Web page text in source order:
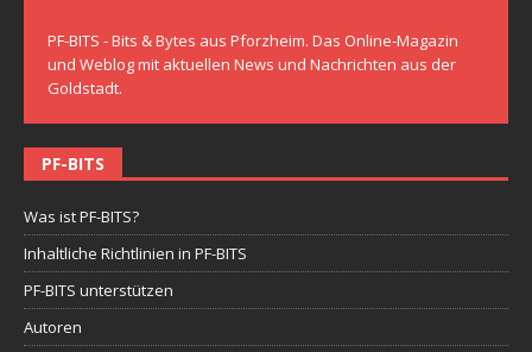
PF-BITS - Bits & Bytes aus Pforzheim. Das Online-Magazin
und Weblog mit aktuellen News und Nachrichten aus der
Goldstadt.
PF-BITS
Was ist PF-BITS?
Inhaltliche Richtlinien in PF-BITS
PF-BITS unterstützen
Autoren